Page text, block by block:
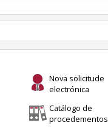
Nova solicitude
electrónica
Catálogo de
procedementos